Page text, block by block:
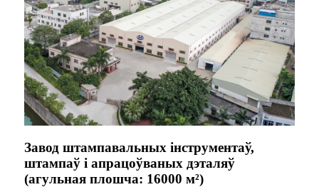
Завод штампавальных інструментаў,
штампаў і апрацоўваных дэталяў
(агульная плошча: 16000 м²)